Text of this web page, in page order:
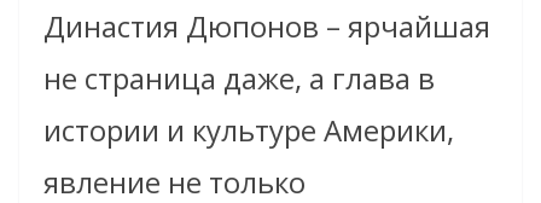
Династия Дюпонов – ярчайшая
не страница даже, а глава в
истории и культуре Америки,
явление не только